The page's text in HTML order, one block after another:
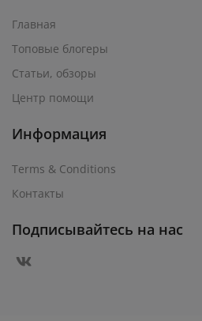
Главная
Топовые блогеры
Статьи, обзоры
Центр помощи
Информация
Terms & Conditions
Контакты
Подписывайтесь на нас